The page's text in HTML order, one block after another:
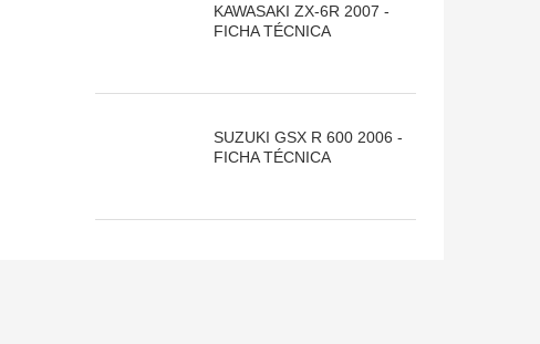
KAWASAKI ZX-6R 2007 -
FICHA TÉCNICA
SUZUKI GSX R 600 2006 -
FICHA TÉCNICA